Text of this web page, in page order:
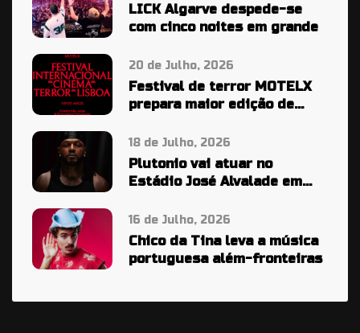
LICK Algarve despede-se
com cinco noites em grande
20 de Julho, 2026
Festival de terror MOTELX
prepara maior edição de
18 de Julho, 2026
Plutonio vai atuar no
Estádio José Alvalade em
16 de Julho, 2026
Chico da Tina leva a música
portuguesa além-fronteiras